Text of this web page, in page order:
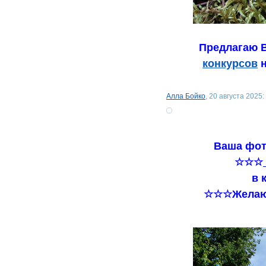
Предлагаю
конкурсов
Алла Бойко, 20 августа 2025:
Ваша
☆☆☆
в
☆☆☆Желаю